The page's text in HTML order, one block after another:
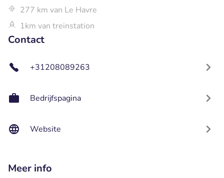
277 km van Le Havre
1km van treinstation
Contact
+31208089263
Bedrijfspagina
Website
Meer info